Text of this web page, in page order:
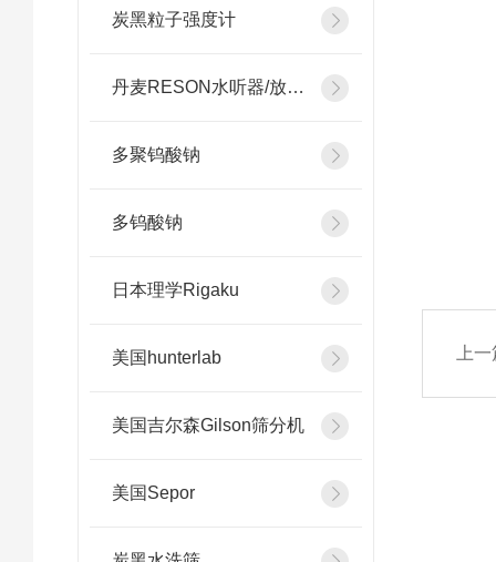
炭黑粒子强度计
丹麦RESON水听器/放大器
多聚钨酸钠
多钨酸钠
日本理学Rigaku
美国hunterlab
美国吉尔森Gilson筛分机
美国Sepor
上